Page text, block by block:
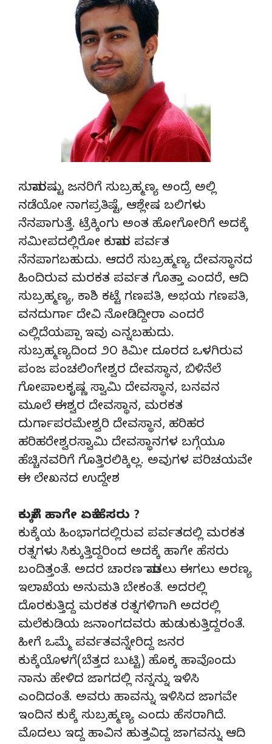
ಸುಮಾರಷ್ಟು ಜನರಿಗೆ ಸುಬ್ರಹ್ಮಣ್ಯ ಅಂದ್ರೆ ಅಲ್ಲಿ
ನಡೆಯೋ ನಾಗಪ್ರತಿಷ್ಟೆ, ಆಶ್ಲೇಷ ಬಲಿಗಳು
ನೆನಪಾಗುತ್ತೆ. ಟ್ರೆಕ್ಕಿಂಗು ಅಂತ ಹೋಗೋರಿಗೆ ಅದಕ್ಕೆ
ಸಮೀಪದಲ್ಲಿರೋ ಕುಮಾರ ಪರ್ವತ
ನೆನಪಾಗಬಹುದು. ಆದರೆ ಸುಬ್ರಹ್ಮಣ್ಯ ದೇವಸ್ಥಾನದ
ಹಿಂದಿರುವ ಮರಕತ ಪರ್ವತ ಗೊತ್ತಾ ಎಂದರೆ, ಆದಿ
ಸುಬ್ರಹ್ಮಣ್ಯ, ಕಾಶಿ ಕಟ್ಟೆ ಗಣಪತಿ, ಅಭಯ ಗಣಪತಿ,
ವನದುರ್ಗಾ ದೇವಿ ನೋಡಿದ್ದೀರಾ ಎಂದರೆ
ಎಲ್ಲಿದೆಯಪ್ಪಾ ಇವು ಎನ್ನಬಹುದು.
ಸುಬ್ರಹ್ಮಣ್ಯದಿಂದ ೨೦ ಕಿಮೀ ದೂರದ ಒಳಗಿರುವ
ಪಂಜ ಪಂಚಲಿಂಗೇಶ್ವರ ದೇವಸ್ಥಾನ, ಬಿಳಿನೆಲೆ
ಗೋಪಾಲಕೃಷ್ಣ ಸ್ವಾಮಿ ದೇವಸ್ಥಾನ, ಬನವನ
ಮೂಲೆ ಈಶ್ವರ ದೇವಸ್ಥಾನ, ಮರಕತ
ದುರ್ಗಾಪರಮೇಶ್ವರಿ ದೇವಸ್ಥಾನ, ಹರಿಹರ
ಹರಿಹರೇಶ್ವರಸ್ವಾಮಿ ದೇವಸ್ಥಾನಗಳ ಬಗ್ಗೆಯೂ
ಹೆಚ್ಚಿನವರಿಗೆ ಗೊತ್ತಿರಲಿಕ್ಕಿಲ್ಲ. ಅವುಗಳ ಪರಿಚಯವೇ
ಈ ಲೇಖನದ ಉದ್ದೇಶ
ಕುಕ್ಕೆಗೆ ಹಾಗೇ ಏಕೆ ಹೆಸರು ?
ಕುಕ್ಕೆಯ ಹಿಂಭಾಗದಲ್ಲಿರುವ ಪರ್ವತದಲ್ಲಿ ಮರಕತ
ರತ್ನಗಳು ಸಿಕ್ಕುತ್ತಿದ್ದರಿಂದ ಅದಕ್ಕೆ ಹಾಗೇ ಹೆಸರು
ಬಂದಿತ್ತಂತೆ. ಅದರ ಚಾರಣ ಮಾಡಲು ಈಗಲು ಅರಣ್ಯ
ಇಲಾಖೆಯ ಅನುಮತಿ ಬೇಕಂತೆ. ಅದರಲ್ಲಿ
ದೊರಕುತ್ತಿದ್ದ ಮರಕತ ರತ್ನಗಳಿಗಾಗಿ ಅದರಲ್ಲಿ
ಮಲೆಕುಡಿಯ ಜನಾಂಗದವರು ಹುಡುಕುತ್ತಿದ್ದರಂತೆ.
ಹೀಗೆ ಒಮ್ಮೆ ಪರ್ವತವನ್ನೇರಿದ್ದ ಜನರ
ಕುಕ್ಕೆಯೊಳಗೆ(ಬೆತ್ತದ ಬುಟ್ಟಿ) ಹೊಕ್ಕ ಹಾವೊಂದು
ನಾನು ಹೇಳಿದ ಜಾಗದಲ್ಲಿ ನನ್ನನ್ನು ಇಳಿಸಿ
ಎಂದಿದಂತೆ. ಅವರು ಹಾವನ್ನು ಇಳಿಸಿದ ಜಾಗವೇ
ಇಂದಿನ ಕುಕ್ಕೆ ಸುಬ್ರಹ್ಮಣ್ಯ ಎಂದು ಹೆಸರಾಗಿದೆ.
ಮೊದಲು ಇದ್ದ ಹಾವಿನ ಹುತ್ತವಿದ್ದ ಜಾಗವನ್ನು ಆದಿ